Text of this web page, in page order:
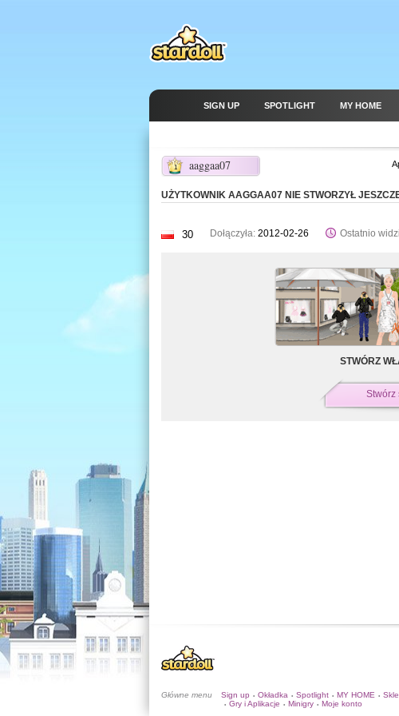
SIGN UP SPOTLIGHT MY HOME
aaggaa07
1
UŻYTKOWNIK AAGGAA07 NIE STWORZYŁ
30 Dołączyła: 2012-02-26 Ostatnio
STWÓRZ
Stwórz
Główne menu Sign up • Okładka • Spotlight • MY HOME •
• Gry i Aplikacje • Minigry • Moje konto